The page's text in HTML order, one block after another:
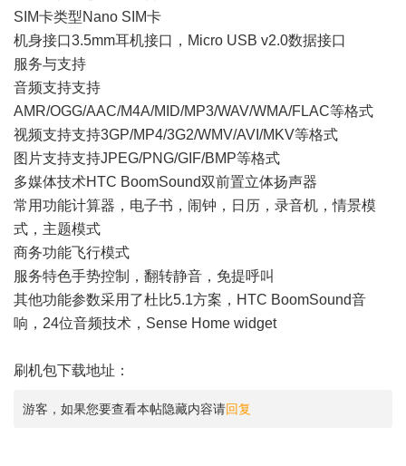
SIM卡类型Nano SIM卡
机身接口3.5mm耳机接口，Micro USB v2.0数据接口
服务与支持
音频支持支持
AMR/OGG/AAC/M4A/MID/MP3/WAV/WMA/FLAC等格式
视频支持支持3GP/MP4/3G2/WMV/AVI/MKV等格式
图片支持支持JPEG/PNG/GIF/BMP等格式
多媒体技术HTC BoomSound双前置立体扬声器
常用功能计算器，电子书，闹钟，日历，录音机，情景模
式，主题模式
商务功能飞行模式
服务特色手势控制，翻转静音，免提呼叫
其他功能参数采用了杜比5.1方案，HTC BoomSound音
响，24位音频技术，Sense Home widget
刷机包下载地址：
游客，如果您要查看本帖隐藏内容请回复